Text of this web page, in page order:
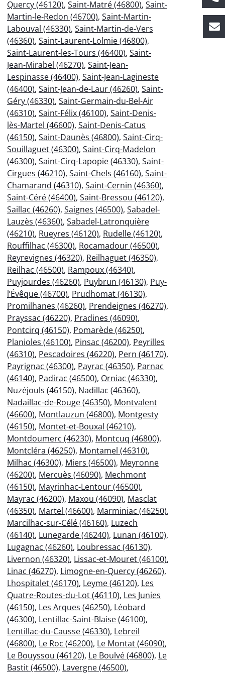
Quercy (46120), Saint-Matré (46800), Saint-
Martin-le-Redon (46700), Saint-Martin-
Labouval (46330), Saint-Martin-de-Vers
(46360), Saint-Laurent-Lolmie (46800),
Saint-Laurent-les-Tours (46400), Saint-
Jean-Mirabel (46270), Saint-Jean-
Lespinasse (46400), Saint-Jean-Lagineste
(46400), Saint-Jean-de-Laur (46260), Saint-
Géry (46330), Saint-Germain-du-Bel-Air
(46310), Saint-Félix (46100), Saint-Denis-
lès-Martel (46600), Saint-Denis-Catus
(46150), Saint-Daunès (46800), Saint-Cirq-
Souillaguet (46300), Saint-Cirq-Madelon
(46300), Saint-Cirq-Lapopie (46330), Saint-
Cirgues (46210), Saint-Chels (46160), Saint-
Chamarand (46310), Saint-Cernin (46360),
Saint-Céré (46400), Saint-Bressou (46120),
Saillac (46260), Saignes (46500), Sabadel-
Lauzès (46360), Sabadel-Latronquière
(46210), Rueyres (46120), Rudelle (46120),
Rouffilhac (46300), Rocamadour (46500),
Reyrevignes (46320), Reilhaguet (46350),
Reilhac (46500), Rampoux (46340),
Puyjourdes (46260), Puybrun (46130), Puy-
l’Évêque (46700), Prudhomat (46130),
Promilhanes (46260), Prendeignes (46270),
Prayssac (46220), Pradines (46090),
Pontcirq (46150), Pomarède (46250),
Planioles (46100), Pinsac (46200), Peyrilles
(46310), Pescadoires (46220), Pern (46170),
Payrignac (46300), Payrac (46350), Parnac
(46140), Padirac (46500), Orniac (46330),
Nuzéjouls (46150), Nadillac (46360),
Nadaillac-de-Rouge (46350), Montvalent
(46600), Montlauzun (46800), Montgesty
(46150), Montet-et-Bouxal (46210),
Montdoumerc (46230), Montcuq (46800),
Montcléra (46250), Montamel (46310),
Milhac (46300), Miers (46500), Meyronne
(46200), Mercuès (46090), Mechmont
(46150), Mayrinhac-Lentour (46500),
Mayrac (46200), Maxou (46090), Masclat
(46350), Martel (46600), Marminiac (46250),
Marcilhac-sur-Célé (46160), Luzech
(46140), Lunegarde (46240), Lunan (46100),
Lugagnac (46260), Loubressac (46130),
Livernon (46320), Lissac-et-Mouret (46100),
Linac (46270), Limogne-en-Quercy (46260),
Lhospitalet (46170), Leyme (46120), Les
Quatre-Routes-du-Lot (46110), Les Junies
(46150), Les Arques (46250), Léobard
(46300), Lentillac-Saint-Blaise (46100),
Lentillac-du-Causse (46330), Lebreil
(46800), Le Roc (46200), Le Montat (46090),
Le Bouyssou (46120), Le Boulvé (46800), Le
Bastit (46500), Lavergne (46500),